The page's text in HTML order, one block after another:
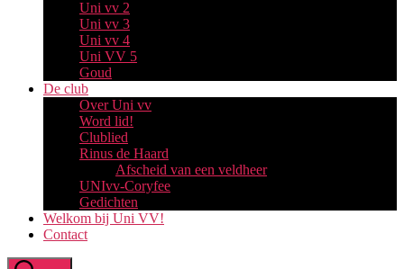
Uni vv 2
Uni vv 3
Uni vv 4
Uni VV 5
Goud
De club
Over Uni vv
Word lid!
Clublied
Rinus de Haard
Afscheid van een veldheer
UNIvv-Coryfee
Gedichten
Welkom bij Uni VV!
Contact